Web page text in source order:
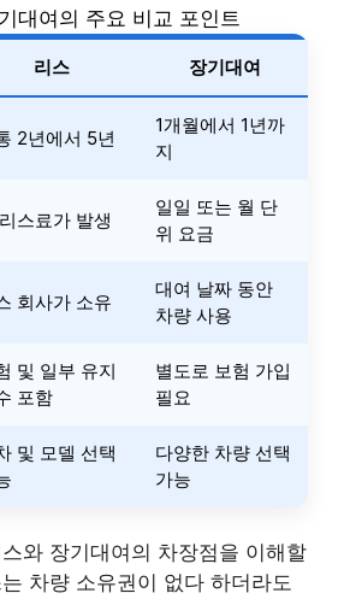
대여의 주요 비교 포인트
리스 장기대여
2년에서 5년
1개월에서 1년까
지
스료가 발생
일일 또는 월 단
위 요금
회사가 소유
대여 날짜 동안
차량 사용
및 일부 유지
포함
별도로 보험 가입
필요
및 모델 선택
다양한 차량 선택
가능
와 장기대여의 차장점을 이해할
차량 소유권이 없다 하더라도